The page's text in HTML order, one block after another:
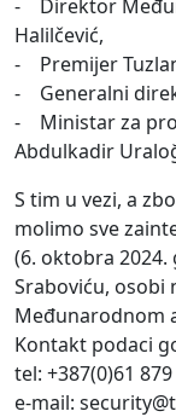
- Direktor
Halilčević,
- Premijer
- Generalni
- Ministar za
Abdulkadir
S tim u vezi, a
molimo sve
(6. oktobra
Sraboviću, osobi
Međunarodnom
Kontakt podaci
tel: +387(0)61
e-mail: